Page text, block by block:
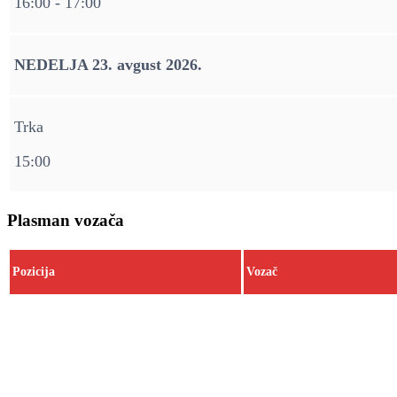
NEDELJA 23. avgust 2026.
Trka
15:00
Plasman vozača
Pozicija Vozač